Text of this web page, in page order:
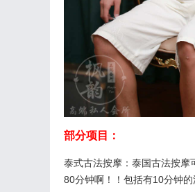
部分项目：
泰式古法按摩：泰国古法按摩
80分钟啊！！包括有10分钟